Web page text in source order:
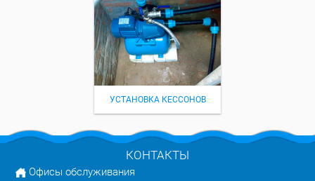
УСТАНОВКА КЕССОНОВ
КОНТАКТЫ
Офисы обслуживания